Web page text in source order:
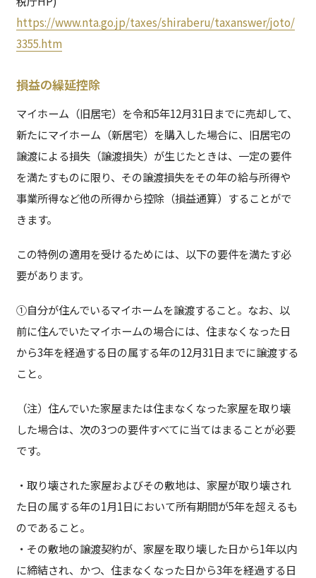
https://www.nta.go.jp/taxes/shiraberu/taxanswer/joto/
3355.htm
損益の繰延控除
マイホーム（旧居宅）を令和5年12月31日までに売却して、
新たにマイホーム（新居宅）を購入した場合に、旧居宅の
譲渡による損失（譲渡損失）が生じたときは、一定の要件
を満たすものに限り、その譲渡損失をその年の給与所得や
事業所得など他の所得から控除（損益通算）することがで
きます。
この特例の適用を受けるためには、以下の要件を満たす必
要があります。
①自分が住んでいるマイホームを譲渡すること。なお、以
前に住んでいたマイホームの場合には、住まなくなった日
から3年を経過する日の属する年の12月31日までに譲渡する
こと。
（注）住んでいた家屋または住まなくなった家屋を取り壊
した場合は、次の3つの要件すべてに当てはまることが必要
です。
・取り壊された家屋およびその敷地は、家屋が取り壊され
た日の属する年の1月1日において所有期間が5年を超えるも
のであること。
・その敷地の譲渡契約が、家屋を取り壊した日から1年以内
に締結され、かつ、住まなくなった日から3年を経過する日